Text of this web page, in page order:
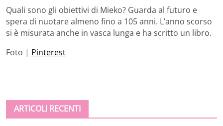
Quali sono gli obiettivi di Mieko? Guarda al futuro e
spera di nuotare almeno fino a 105 anni. L’anno scorso
si è misurata anche in vasca lunga e ha scritto un libro.
Foto | Pinterest
ARTICOLI RECENTI